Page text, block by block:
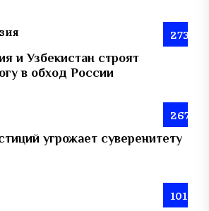
273
и Узбекистан строят
в обход России
267
угрожает суверенитету
101